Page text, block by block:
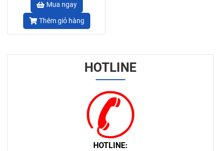
Mua ngay
Thêm giỏ hàng
HOTLINE
HOTLINE: